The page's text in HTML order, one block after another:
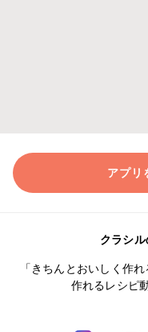
アプリ
クラシ
「きちんとおいしく作
作れるレシピ